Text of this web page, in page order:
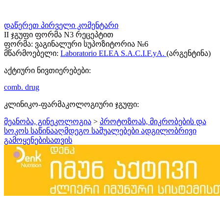
დაწერეთ პირველი კომენტარი
II ჯგუფი ფორმა N3 რეცეპტით
ფორმა: ვაგინალური სუპოზიტორია №6
მწარმოებელი: Laboratorio ELEA S.A.C.I.F.yA. (არგენტინა)
აქტიური ნივთიერებები:
comb. drug
კლინიკო-ფარმაკოლოგიური ჯგუფი:
მეანობა, გინეკოლოგია > პროტოზოას, მიკრობების და
სოკოს საწინააღმდეგო საშუალებები ადგილობრივი
გამოყენებისათვის